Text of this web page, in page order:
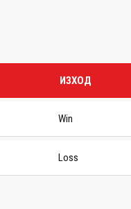
ИЗХОД
Win
Loss